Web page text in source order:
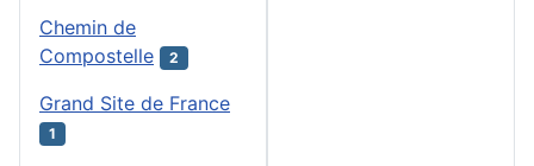
Chemin de
Compostelle
2
Grand Site de France
1